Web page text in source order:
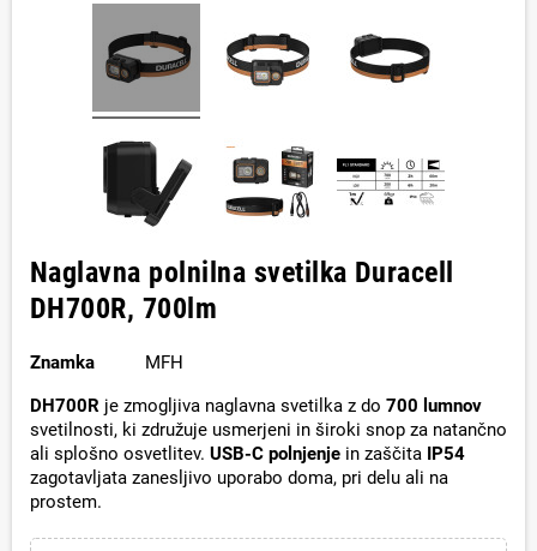
Naglavna polnilna svetilka Duracell
DH700R, 700lm
Znamka
MFH
DH700R je zmogljiva naglavna svetilka z do 700 lumnov
svetilnosti, ki združuje usmerjeni in široki snop za natančno
ali splošno osvetlitev. USB-C polnjenje in zaščita IP54
zagotavljata zanesljivo uporabo doma, pri delu ali na
prostem.